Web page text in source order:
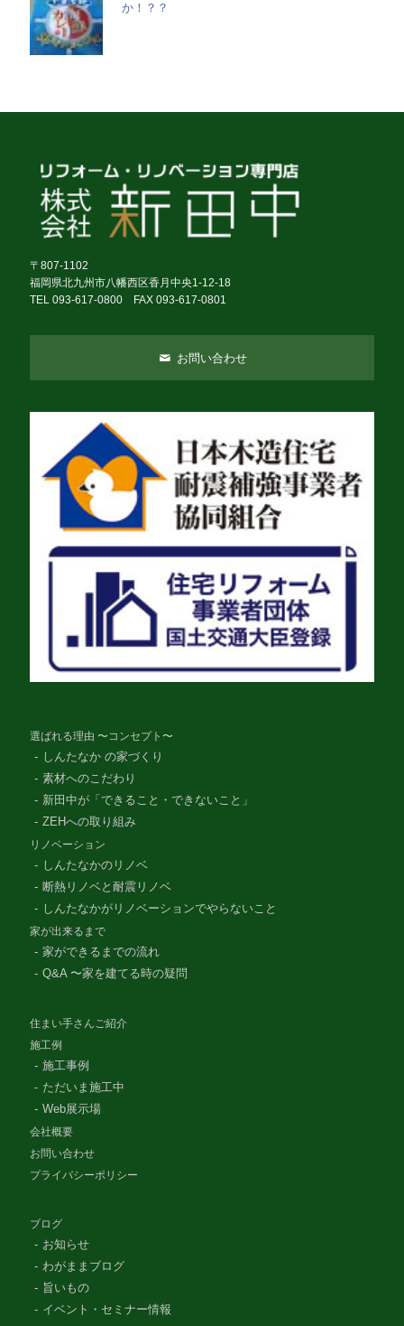
か！？？
〒807-1102
福岡県北九州市八幡西区香月中央1-12-18
TEL 093-617-0800 FAX 093-617-0801
お問い合わせ
選ばれる理由 〜コンセプト〜
しんたなか の家づくり
素材へのこだわり
新田中が「できること・できないこと」
ZEHへの取り組み
リノベーション
しんたなかのリノベ
断熱リノベと耐震リノベ
しんたなかがリノベーションでやらないこと
家が出来るまで
家ができるまでの流れ
Q&A 〜家を建てる時の疑問
住まい手さんご紹介
施工例
施工事例
ただいま施工中
Web展示場
会社概要
お問い合わせ
プライバシーポリシー
ブログ
お知らせ
わがままブログ
旨いもの
イベント・セミナー情報